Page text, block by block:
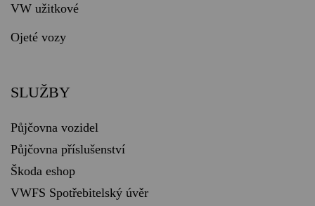
VW užitkové
Ojeté vozy
SLUŽBY
Půjčovna vozidel
Půjčovna příslušenství
Škoda eshop
VWFS Spotřebitelský úvěr